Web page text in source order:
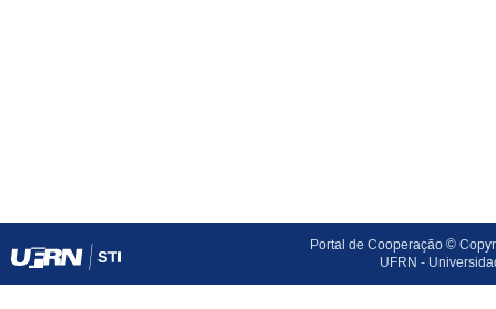
Portal de Cooperação ©
UFRN -